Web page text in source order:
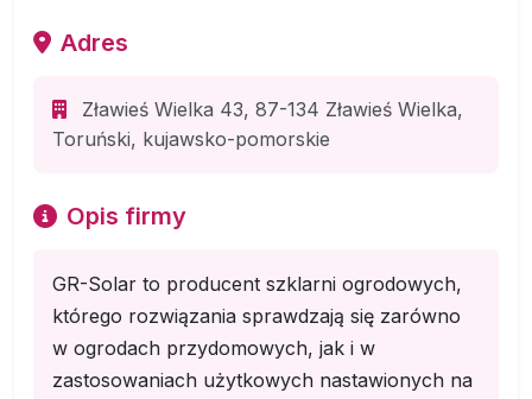
Adres
Zławieś Wielka 43, 87-134 Zławieś Wielka,
Toruński, kujawsko-pomorskie
Opis firmy
GR-Solar to producent szklarni ogrodowych,
którego rozwiązania sprawdzają się zarówno
w ogrodach przydomowych, jak i w
zastosowaniach użytkowych nastawionych na